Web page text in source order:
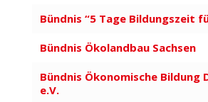
Bündnis “5 Tage Bildungszeit
Bündnis Ökolandbau Sachsen
Bündnis Ökono­mische Bildung
e.V.